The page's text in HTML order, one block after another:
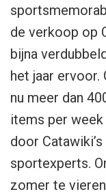
de verkoop op
bijna
het jaar
nu meer dan
items per
door
sportexperts.
zomer te